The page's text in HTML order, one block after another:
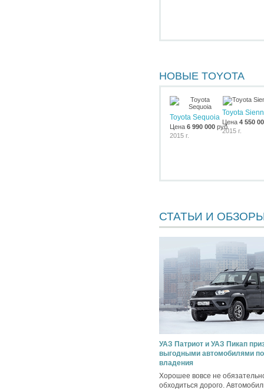
НОВЫЕ TOYOTA
Toyota Sequoia
Цена 6 990 000 руб.
2015 г.
Toyota
Цена 4 550
2015 г.
СТАТЬИ И
УАЗ Патриот и УАЗ Пикап
выгодными автомобилями
владения
Хорошее вовсе не
обходиться дорого.